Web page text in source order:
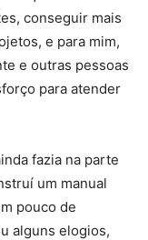
conseguir mais
e para mim,
e outras pessoas
para atender
fazia na parte
um manual
pouco de
alguns elogios,